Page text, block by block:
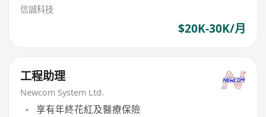
信誠科技
$20K-30K/月
工程助理
Newcom System Ltd.
享有年終花紅及醫療保險